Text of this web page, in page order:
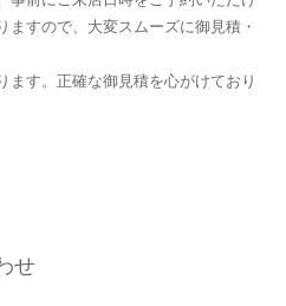
ますので、大変スムーズに御見積・
す。正確な御見積を心がけており
せ